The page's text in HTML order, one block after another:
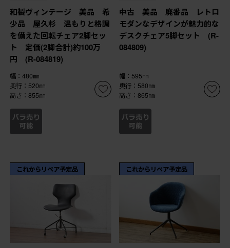
和製ヴィンテージ 美品 希
少品 屋久杉 温もりと格調
を備えた回転チェア2脚セッ
ト 定価(2脚合計)約100万
円 (R-084819)
幅：480㎜
奥行：520㎜
高さ：855㎜
中古 美品 廃番品 レトロ
モダンなデザインが魅力的な
デスクチェア5脚セット (R-
084809)
幅：595㎜
奥行：580㎜
高さ：865㎜
これからリペア予定品 これからリペア予定品